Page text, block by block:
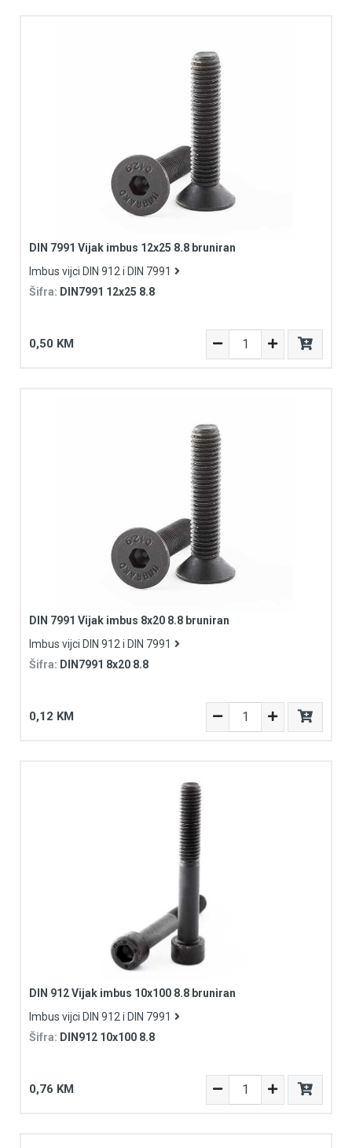
DIN 7991 Vijak imbus 12x25 8.8 bruniran
Imbus vijci DIN 912 i DIN 7991
Šifra: DIN7991 12x25 8.8
0,50 KM
DIN 7991 Vijak imbus 8x20 8.8 bruniran
Imbus vijci DIN 912 i DIN 7991
Šifra: DIN7991 8x20 8.8
0,12 KM
DIN 912 Vijak imbus 10x100 8.8 bruniran
Imbus vijci DIN 912 i DIN 7991
Šifra: DIN912 10x100 8.8
0,76 KM